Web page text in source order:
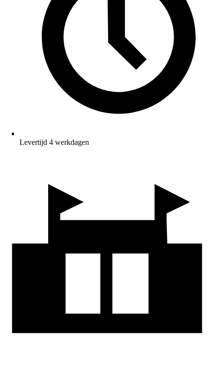
Levertijd 4 werkdagen